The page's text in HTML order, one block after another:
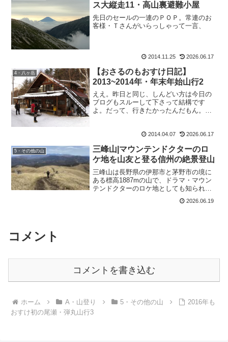
ス大縦走11・高山裏避難小屋
先日のセールの一連のＰＯＰ。常連のお
客様・Ｔさんがいらっしゃって一言、
2014.11.25 2026.06.17
4・八ヶ岳
【おさるのもおすけ日記】
2013~2014年・年末年始山行2
ええ。昨日と同じ、しんどい方は今日の
ブログもスルーして下さって結構です
よ。だって、行きたかったんだもん。書
飛んで来たらいいのに。』年末年始。そ
のくらい楽しみにして...
2014.04.07 2026.06.17
5・その他の山
三峰山|マウンテンドクターのロ
ケ地を山友と登る信州の絶景登山
三峰山は長野県の伊那市と茅野市の境に
ある標高1887mの山で、ドラマ・マウン
テンドクターのロケ地としても知られて
と、八ヶ岳や北アルプスを望む草原の稜
2026.06.19
コメント
コメントを書き込む
ホーム A・山登り 5・その他の山
2016年も
おすけ初の尾瀬・弾丸山行3